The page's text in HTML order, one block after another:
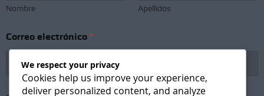
Nombre Apellidos
Correo electrónico *
We respect your privacy
Cookies help us improve your experience,
deliver personalized content, and analyze